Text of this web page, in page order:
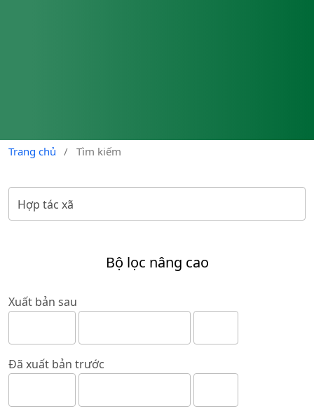
Trang chủ / Tìm kiếm
Bộ lọc nâng cao
Xuất bản sau
Đã xuất bản trước